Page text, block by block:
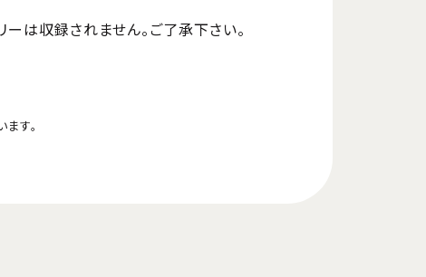
は収録されません。ご了承下さい。
す。